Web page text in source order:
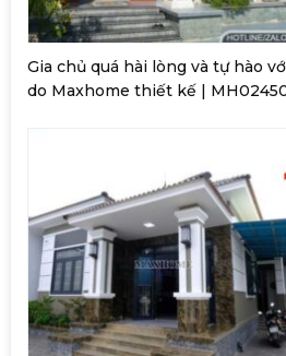
Gia chủ quá hài lòng và tự hào
do Maxhome thiết kế |